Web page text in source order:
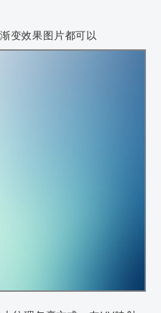
变效果图片都可以